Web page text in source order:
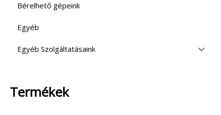
Bérelhető gépeink
Egyéb
Egyéb Szolgáltatásaink
Termékek